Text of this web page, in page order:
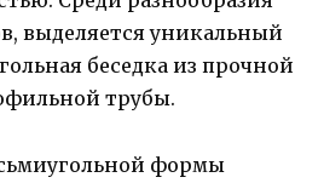
выделяется уникальный
беседка из прочной
трубы.
формы